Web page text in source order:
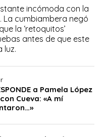
incómoda con la
La cumbiambera negó
la ‘retoquitos’
antes de que este
luz.
a Pamela López
Cueva: «A mí